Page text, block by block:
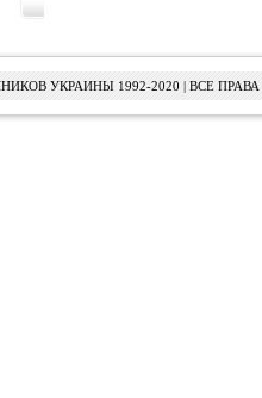
УКРАИНЫ 1992-2020 | ВСЕ